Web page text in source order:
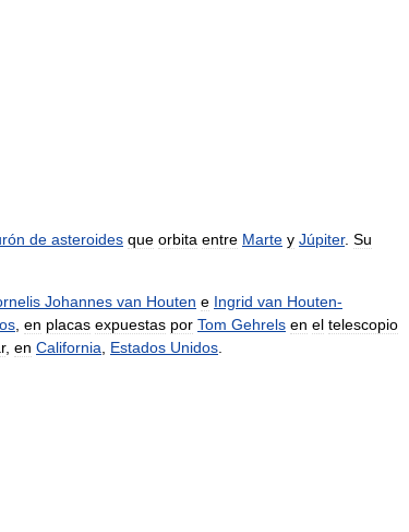
de asteroides que orbita entre Marte y Júpiter. Su
Johannes van Houten e Ingrid van Houten-
en placas expuestas por Tom Gehrels en el telescopio
, en California Estados Unidos